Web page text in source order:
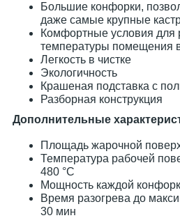
Большие конфорки,
даже самые крупные
Комфортные условия
температуры помещения
Легкость в чистке
Экологичность
Крашеная подставка с
Разборная конструкция
Дополнительные
Площадь жарочной
Температура рабочей
480 °С
Мощность каждой
Время разогрева до
30 мин